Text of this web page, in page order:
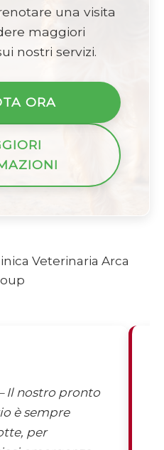
una visita
maggiori
nostri servizi.
ORA
Veterinaria Arca
Il nostro pronto
è sempre
per